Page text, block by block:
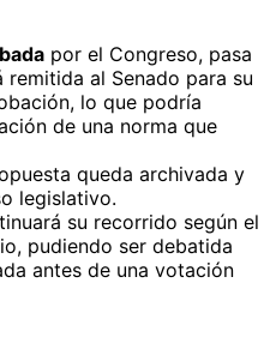
por el Congreso, pasa
remitida al Senado para su
lo que podría
de una norma que
queda archivada y
legislativo.
su recorrido según el
pudiendo ser debatida
antes de una votación